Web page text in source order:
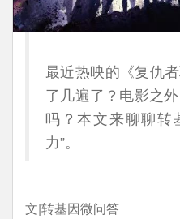
最近热映的《复仇
了几遍了？电影之
吗？本文来聊聊转
力”。
文|转基因微问答